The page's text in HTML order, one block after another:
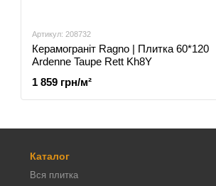
Артикул: 208732
Керамограніт Ragno | Плитка 60*120
Ardenne Taupe Rett Kh8Y
1 859 грн/м²
Каталог
Вся плитка